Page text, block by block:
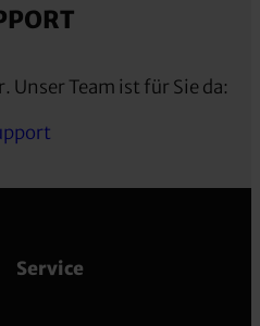
Team ist für Sie da:
Service